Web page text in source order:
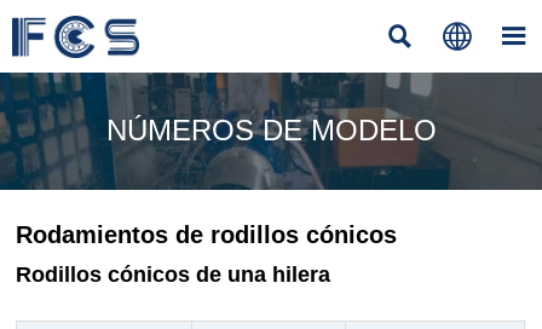
  
NÚMEROS DE MODELO
Rodamientos de rodillos cónicos
Rodillos cónicos de una hilera